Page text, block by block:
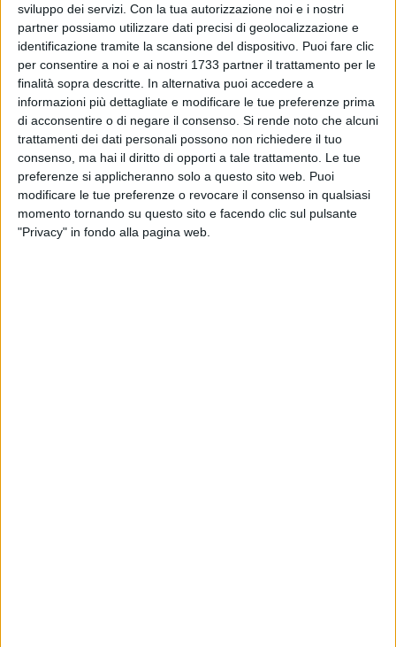
sviluppo dei servizi. Con la tua autorizzazione noi e i nostri
partner possiamo utilizzare dati precisi di geolocalizzazione e
identificazione tramite la scansione del dispositivo. Puoi fare clic
per consentire a noi e ai nostri 1733 partner il trattamento per le
finalità sopra descritte. In alternativa puoi accedere a
informazioni più dettagliate e modificare le tue preferenze prima
di acconsentire o di negare il consenso. Si rende noto che alcuni
trattamenti dei dati personali possono non richiedere il tuo
consenso, ma hai il diritto di opporti a tale trattamento. Le tue
preferenze si applicheranno solo a questo sito web. Puoi
modificare le tue preferenze o revocare il consenso in qualsiasi
momento tornando su questo sito e facendo clic sul pulsante
"Privacy" in fondo alla pagina web.
Dopo i guantoni da boxe autografati da Sylvester Stallone,
ora il pallone autografato dai campioni dell'ItalVolley. Un
altro prestigioso pezzo da collezione arriva all'aeroporto di
Bari, per diventare oggetto di un'asta di beneficenza. Ieri,
infatti, dopo aver affrontato e battuto la Macedonaia al
Palaflorio, i ragazzi della nazionale italiana di pallavolo
hanno firmato un pallone per donarlo ad Aeroporti di Puglia.
Lo ha annunciato Antonio Vasile, presidente di Aeroporti di
Puglia, con un post sui social: «I campioni D'Europa, guidati
da Fefè De Giorgi , ieri sera a Bari hanno fatto a pezzettini la